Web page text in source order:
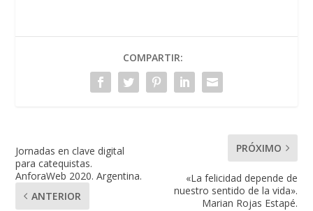
COMPARTIR:
Jornadas en clave digital
para catequistas.
AnforaWeb 2020. Argentina.
ANTERIOR
PRÓXIMO
«La felicidad depende de
nuestro sentido de la vida».
Marian Rojas Estapé.